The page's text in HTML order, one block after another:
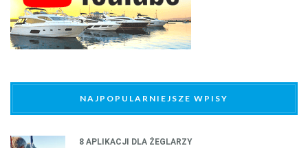
NAJPOPULARNIEJSZE WPISY
8 APLIKACJI DLA ŻEGLARZY